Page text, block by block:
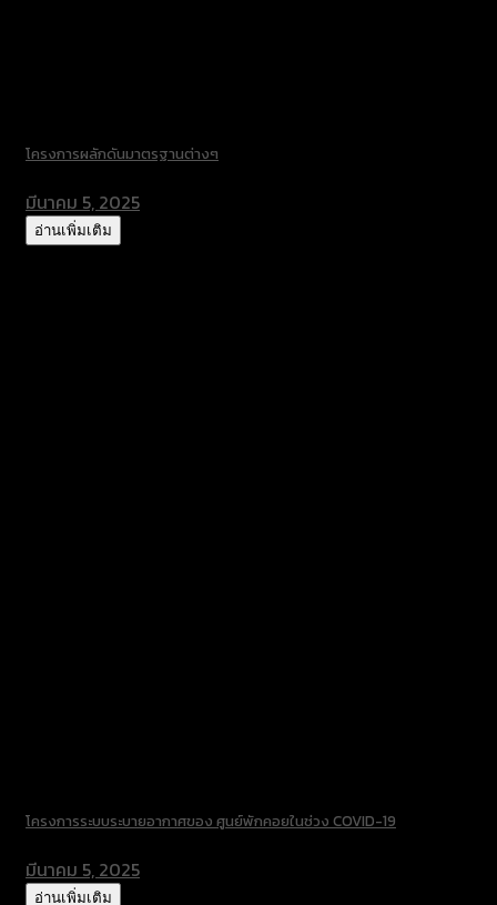
โครงการผลักดันมาตรฐานต่างๆ
มีนาคม 5, 2025
อ่านเพิ่มเติม
โครงการระบบระบายอากาศของ ศูนย์พักคอยในช่วง COVID-19
มีนาคม 5, 2025
อ่านเพิ่มเติม